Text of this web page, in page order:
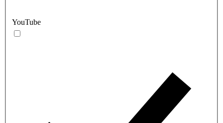
YouTube